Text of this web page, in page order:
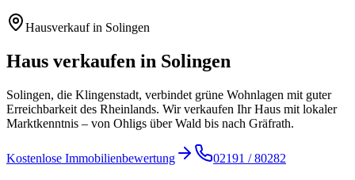
Hausverkauf in Solingen
Haus verkaufen in Solingen
Solingen, die Klingenstadt, verbindet grüne Wohnlagen mit guter
Erreichbarkeit des Rheinlands. Wir verkaufen Ihr Haus mit lokaler
Marktkenntnis – von Ohligs über Wald bis nach Gräfrath.
Kostenlose Immobilienbewertung 02191 / 80282